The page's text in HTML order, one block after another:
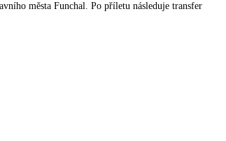
města Funchal. Po příletu následuje transfer